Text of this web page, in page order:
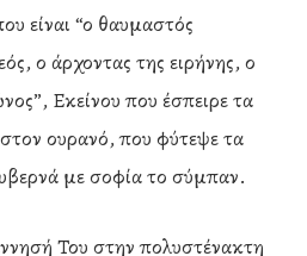
είναι “ο θαυμαστός
ο άρχοντας της ειρήνης, ο
Εκείνου που έσπειρε τα
ουρανό, που φύτεψε τα
με σοφία το σύμπαν.
Του στην πολυστένακτη